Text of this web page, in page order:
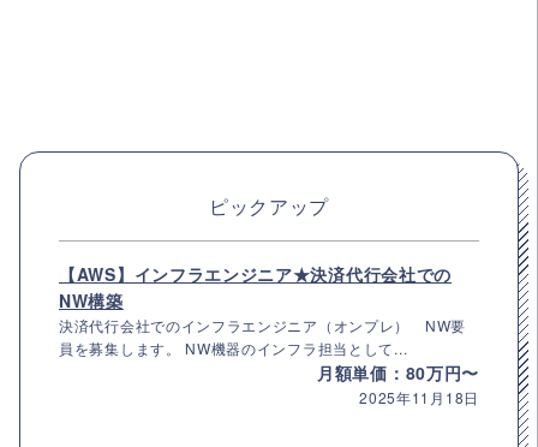
ピックアップ
【AWS】インフラエンジニア★決済代行会社での
NW構築
決済代行会社でのインフラエンジニア（オンプレ） NW要
員を募集します。 NW機器のインフラ担当として...
月額単価：80万円〜
2025年11月18日